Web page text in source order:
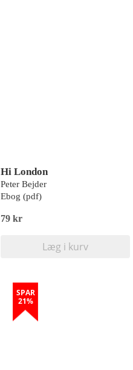
Hi London
Peter Bejder
Ebog (pdf)
79 kr
Læg i kurv
SPAR
21%